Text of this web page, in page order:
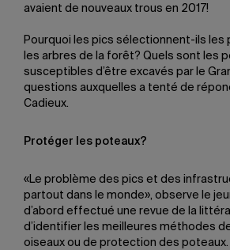
avaient de nouveaux trous en 2017!
Pourquoi les pics sélectionnent-ils les
les arbres de la forêt? Quels sont les
susceptibles d’être excavés par le
questions auxquelles a tenté de
Cadieux.
Protéger les poteaux?
«Le problème des pics et des
partout dans le monde», observe le
d’abord effectué une revue de la
d’identifier les meilleures méthodes
oiseaux ou de protection des poteaux.